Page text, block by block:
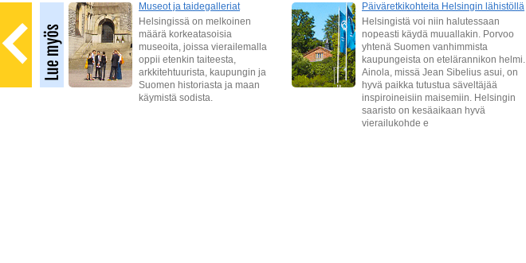
Museot ja taidegalleriat
Helsingissä on melkoinen
määrä korkeatasoisia
museoita, joissa vierailemalla
oppii etenkin taiteesta,
arkkitehtuurista, kaupungin ja
Suomen historiasta ja maan
käymistä sodista.
Päiväretkikohteita Helsingin lähistöllä
Helsingistä voi niin halutessaan
nopeasti käydä muuallakin. Porvoo
yhtenä Suomen vanhimmista
kaupungeista on etelärannikon helmi.
Ainola, missä Jean Sibelius asui, on
hyvä paikka tutustua säveltäjää
inspiroineisiin maisemiin. Helsingin
saaristo on kesäaikaan hyvä
vierailukohde e